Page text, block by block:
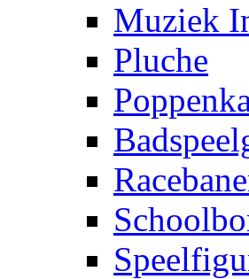
Muziek
Pluche